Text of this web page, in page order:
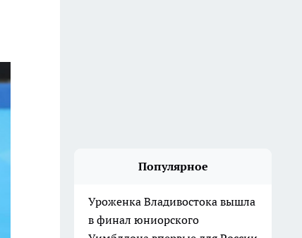
Популярное
Уроженка Владивостока вышла
в финал юниорского